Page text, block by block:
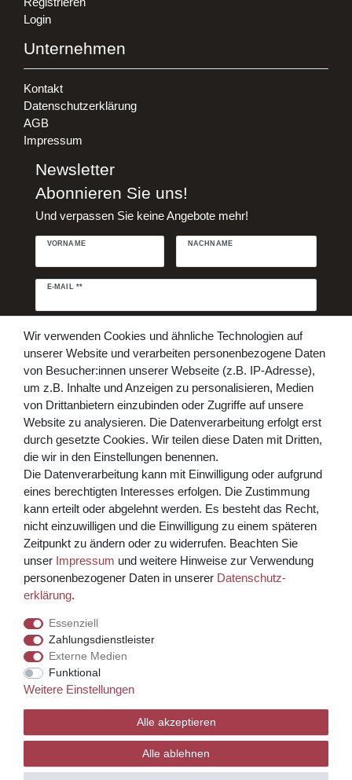
Login
Unternehmen
Kontakt
Datenschutzerklärung
AGB
Impressum
Newsletter
Abonnieren Sie uns!
Und verpassen Sie keine Angebote mehr!
VORNAME NACHNAME
E-MAIL **
Newsletter
Hiermit bestätige ich, dass ich dieDaten­schutz­erklärung
Abonnieren
** Hierbei handelt es sich um ein Pflichtfeld.
Bezahlen Sie bequem per
Kreditkarte über PayPal Funktion
Wir versenden mit
© Copyright 2026 Weinhaus Blum. Alle Rechte vorbehalten.
Template, CMS & Warenwirtschaft by
Wir verwenden Cookies und ähnliche Technologien auf
unserer Website und verarbeiten personenbezogene Daten
von Besucher:innen unserer Webseite (z.B. IP-Adresse),
um z.B. Inhalte und Anzeigen zu personalisieren, Medien
von Drittanbietern einzubinden oder Zugriffe auf unsere
Website zu analysieren. Die Datenverarbeitung erfolgt erst
durch gesetzte Cookies. Wir teilen diese Daten mit Dritten,
die wir in den Einstellungen benennen.
Die Datenverarbeitung kann mit Einwilligung oder aufgrund
eines berechtigten Interesses erfolgen. Die Zustimmung
kann erteilt oder abgelehnt werden. Es besteht das Recht,
nicht einzuwilligen und die Einwilligung zu einem späteren
Zeitpunkt zu ändern oder zu widerrufen. Beachten Sie
unser Impressum und weitere Hinweise zur Verwendung
personenbezogener Daten in unserer Daten­schutz­
erklärung.
Essenziell
Zahlungsdienstleister
Externe Medien
Funktional
Weitere Einstellungen
Alle akzeptieren
Alle ablehnen